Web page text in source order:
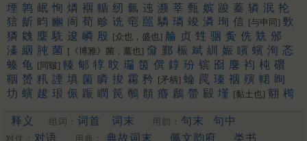
堙 鹑 岷 恂 燐 裀 輴 纫 氤 迍 濒 莘 甄 嫔 踆 蓁 辚 泯 抡
狺 龂 畇 豳 訚 荀 畛 诜 窀 嚚 驎 璘 竣 潾 珣 信 [与申同] 歅
獜 㕙 麇 駪 逡 嶙 殷 [众也，盛也] 䑳 贞 甡 骃 夤 侁 兟 邠
溱 絪 肫 菌 [《博雅》菌，薰也] 奫 鄞 桭 斌 紃 娠 矉 蠙 洵 忞
螓 龟 [同皲] 轃 郇 犉 旼 㻞 筃 僎 錞 玢 镔 囵 麐 袀 杶 礥
鞇 赟 籸 諲 填 箘 瞵 捘 霦 矜 [矛柄] 蜦 罠 瑧 䄄 殥 輑 眴
㘦 螾 䞭 珢 侲 䟴 瞤 笢 鷷 頵 痻 鶞 㽦 㲀 墐 [黏土也] 䎙 橁
繗 峷 揗 鏻 㫳 湣 䡅 壣 秵 䰠 朲 鈱 禛 珅
释义 组词： 词首 词末 用韵： 句末 句中
对仗： 对语 用典： 典故词末 佩文韵府 类书